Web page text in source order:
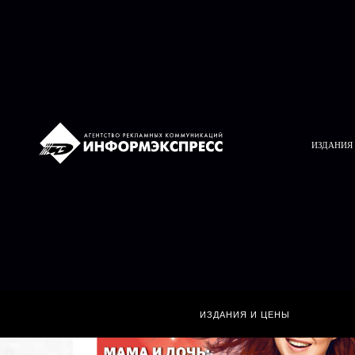
ИЗДАНИЯ И ЦЕНЫ